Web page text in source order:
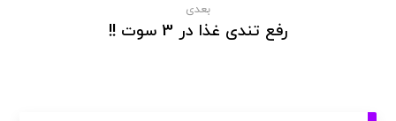
بعدی
رفع تندی غذا در 3 سوت !!